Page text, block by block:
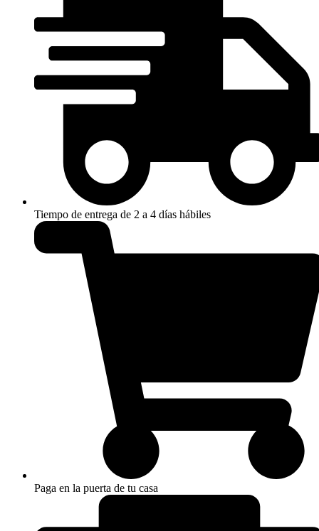
Tiempo de entrega de 2 a 4 días hábiles
Paga en la puerta de tu casa